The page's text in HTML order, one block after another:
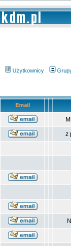
Użytkownicy
Email
z